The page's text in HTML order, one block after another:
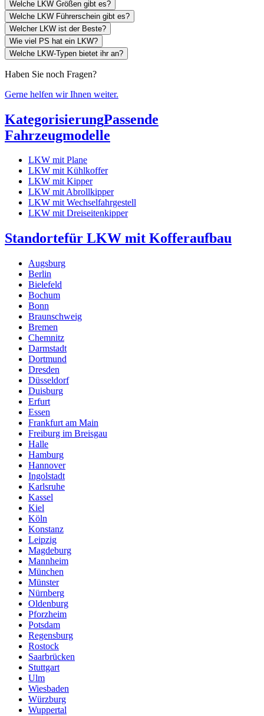
Welche LKW Größen gibt es?
Welche LKW Führerschein gibt es?
Welcher LKW ist der Beste?
Wie viel PS hat ein LKW?
Welche LKW-Typen bietet ihr an?
Haben Sie noch Fragen?
Gerne helfen wir Ihnen weiter.
KategorisierungPassende
Fahrzeugmodelle
LKW mit Plane
LKW mit Kühlkoffer
LKW mit Kipper
LKW mit Abrollkipper
LKW mit Wechselfahrgestell
LKW mit Dreiseitenkipper
Standortefür LKW mit Kofferaufbau
Augsburg
Berlin
Bielefeld
Bochum
Bonn
Braunschweig
Bremen
Chemnitz
Darmstadt
Dortmund
Dresden
Düsseldorf
Duisburg
Erfurt
Essen
Frankfurt am Main
Freiburg im Breisgau
Halle
Hamburg
Hannover
Ingolstadt
Karlsruhe
Kassel
Kiel
Köln
Konstanz
Leipzig
Magdeburg
Mannheim
München
Münster
Nürnberg
Oldenburg
Pforzheim
Potsdam
Regensburg
Rostock
Saarbrücken
Stuttgart
Ulm
Wiesbaden
Würzburg
Wuppertal